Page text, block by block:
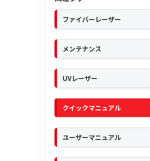
ファイバーレーザー
メンテナンス
UVレーザー
クイックマニュアル
ユーザーマニュアル